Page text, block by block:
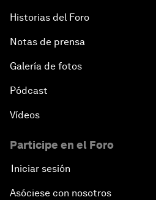
Historias del Foro
Notas de prensa
Galería de fotos
Pódcast
Vídeos
Participe en el Foro
Iniciar sesión
Asóciese con nosotros